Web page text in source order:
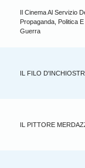
Il Cinema Al Servizio
Propaganda, Politica
Guerra
IL FILO
IL PITTORE